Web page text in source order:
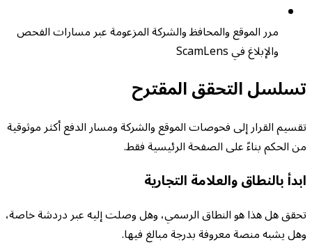
مرر الموقع والمحافظ والشركة المزعومة عبر مسارات الفحص
والإبلاغ في ScamLens
تسلسل التحقق المقترح
تقسيم القرار إلى فحوصات الموقع والشركة ومسار الدفع أكثر موثوقية
من الحكم بناءً على الصفحة الرئيسية فقط.
ابدأ بالنطاق والعلامة التجارية
تحقق هل هذا هو النطاق الرسمي، وهل وصلت إليه عبر دردشة خاصة،
وهل يشبه منصة معروفة بدرجة مبالغ فيها.